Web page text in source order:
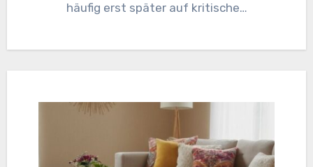
häufig erst später auf kritische…